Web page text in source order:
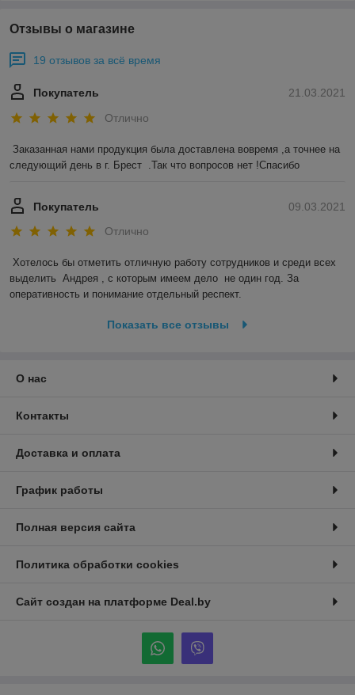
Отзывы о магазине
19 отзывов за всё время
21.03.2021
Покупатель
Отлично
Заказанная нами продукция была доставлена вовремя ,а точнее на
следующий день в г. Брест  .Так что вопросов нет !Спасибо
09.03.2021
Покупатель
Отлично
Хотелось бы отметить отличную работу сотрудников и среди всех
выделить  Андрея , с которым имеем дело  не один год. За
оперативность и понимание отдельный респект.
Показать все отзывы
О нас
Контакты
Доставка и оплата
График работы
Полная версия сайта
Политика обработки cookies
Сайт создан на платформе Deal.by